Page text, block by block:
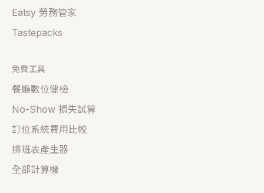
Eatsy 勞務管家
Tastepacks
免費工具
餐廳數位健檢
No-Show 損失試算
訂位系統費用比較
排班表產生器
全部計算機